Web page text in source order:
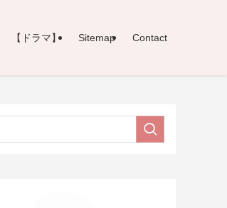
【ドラマ】 Sitemap Contact